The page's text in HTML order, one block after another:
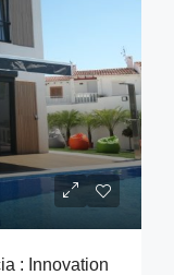
: Innovation